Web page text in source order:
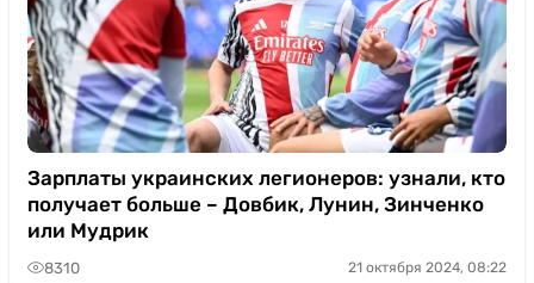
Зарплаты украинских легионеров: узнали, кто
получает больше – Довбик, Лунин, Зинченко
или Мудрик
8310 21 октября 2024, 08:22